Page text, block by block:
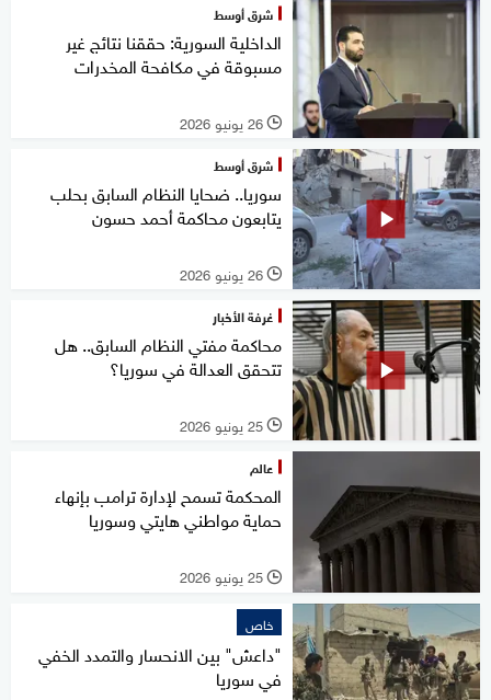
شرق أوسط
الداخلية السورية: حققنا نتائج غير
مسبوقة في مكافحة المخدرات
l 26 يونيو 2026
شرق أوسط
سوريا.. ضحايا النظام السابق بحلب
يتابعون محاكمة أحمد حسون
l 26 يونيو 2026
غرفة الأخبار
محاكمة مفتي النظام السابق.. هل
تتحقق العدالة في سوريا؟
l 25 يونيو 2026
عالم
المحكمة تسمح لإدارة ترامب بإنهاء
حماية مواطني هايتي وسوريا
l 25 يونيو 2026
خاص
"داعش" بين الانحسار والتمدد الخفي
في سوريا